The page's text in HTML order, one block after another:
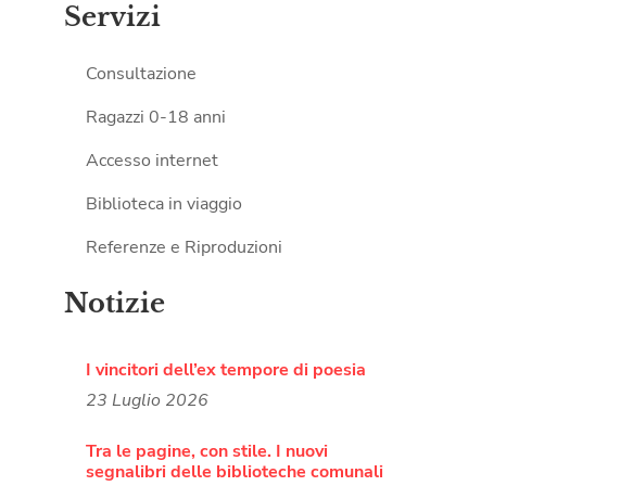
Servizi
Consultazione
Ragazzi 0-18 anni
Accesso internet
Biblioteca in viaggio
Referenze e Riproduzioni
Notizie
I vincitori dell’ex tempore di poesia
23 Luglio 2026
Tra le pagine, con stile. I nuovi
segnalibri delle biblioteche comunali